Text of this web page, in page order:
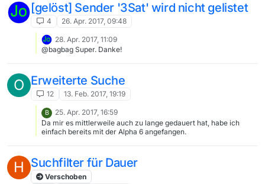
[gelöst] Sender '3Sat' wird nicht gelistet
4 26. Apr. 2017, 09:48
28. Apr. 2017, 11:09
@bagbag Super. Danke!
O Erweiterte Suche
12 13. Feb. 2017, 19:19
B
25. Apr. 2017, 16:59
Da mir es mittlerweile auch zu lange gedauert hat, habe ich
einfach bereits mit der Alpha 6 angefangen.
H Suchfilter für Dauer
Verschoben